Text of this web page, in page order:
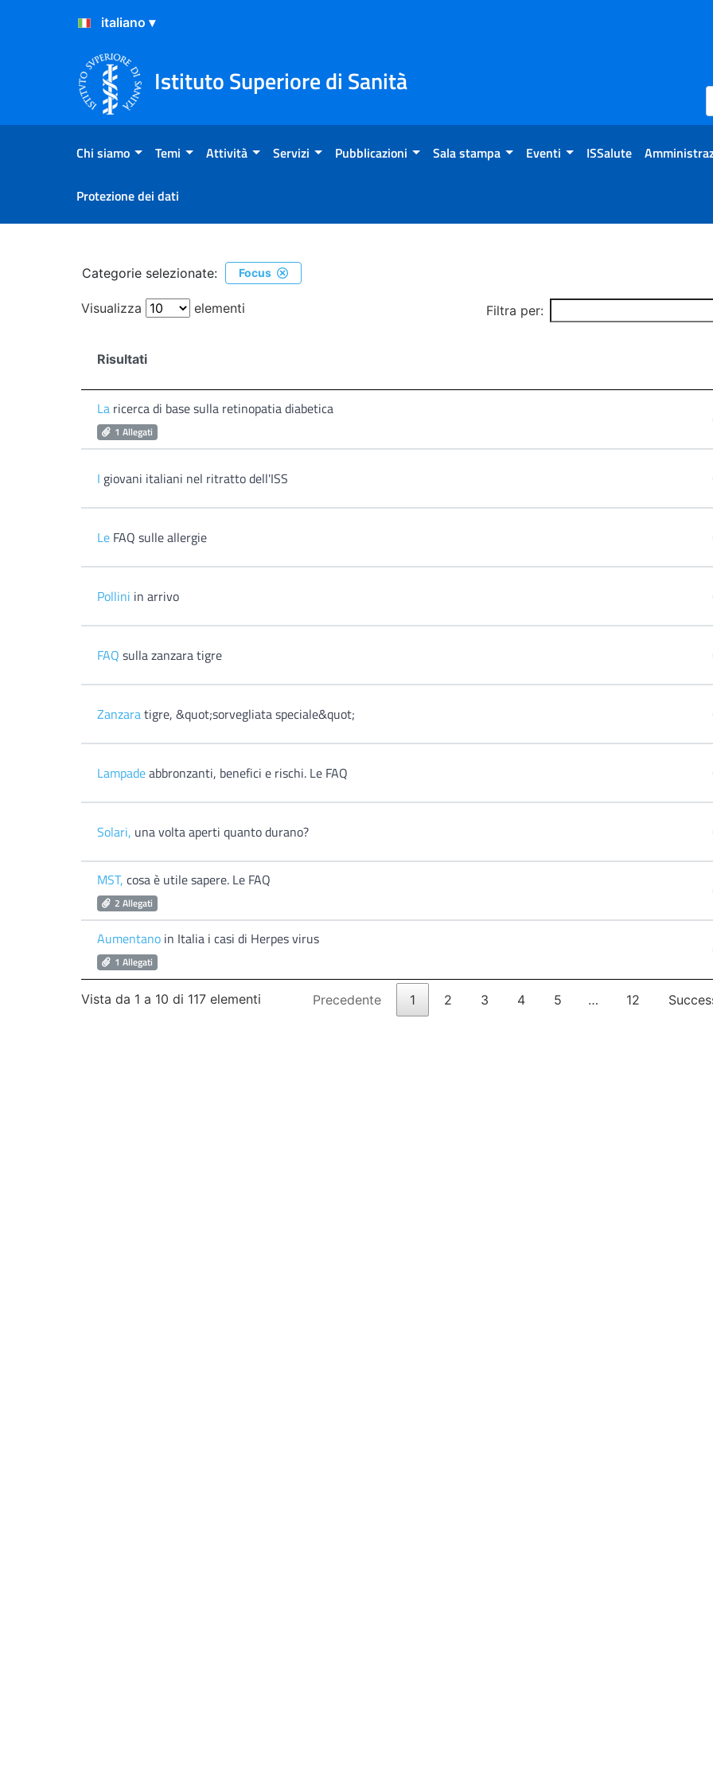
Salta al Contenuto
Salta al Footer
Istituto Superiore di Sanità
Chi siamo Temi Attività Servizi Pubblicazioni Sala stampa Eventi ISSalute
Protezione dei dati
RicercaCategorie selezionate: Focus
Visualizza elementi Filtra per:
Risultati
La ricerca di base sulla retinopatia diabetica
1 Allegati
I giovani italiani nel ritratto dell'ISS
Le FAQ sulle allergie
Pollini in arrivo
FAQ sulla zanzara tigre
Zanzaratigre, &quot;sorvegliata speciale&quot;
Lampadeabbronzanti, benefici e rischi. Le FAQ
Solari, una volta aperti quanto durano?
MST, cosa è utile sapere. Le FAQ
2 Allegati
Aumentano in Italia i casi di Herpes virus
1 Allegati
Vista da 1 a 10 di 117 elementi Precedente 1 2 3 4 5 … 12